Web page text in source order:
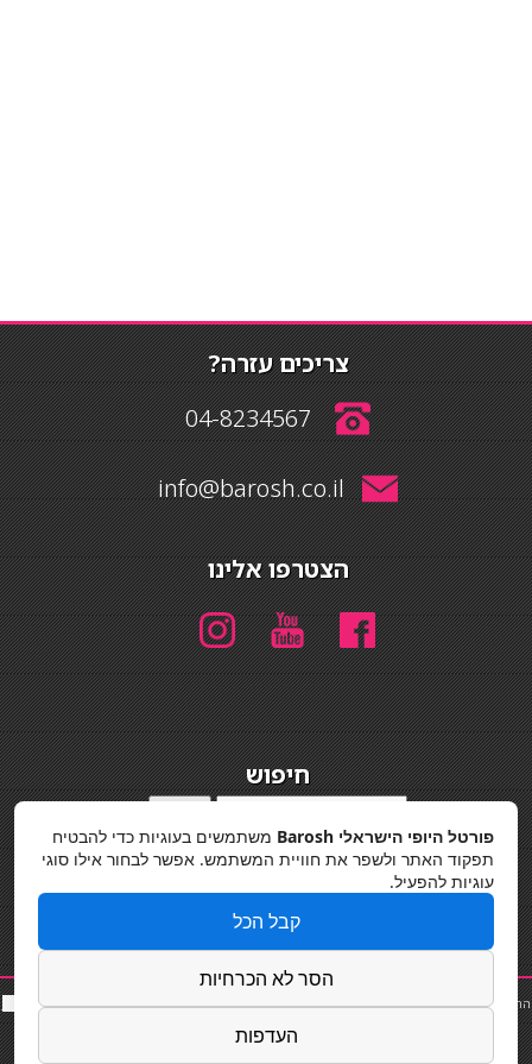
צריכים עזרה?
04-8234567
info@barosh.co.il
הצטרפו אלינו
חיפוש
מדיניות פרטיות
החלקות שיער|תאורה לבית|פאות ותוספות שיער|נייל סטודיו|תוספות שיער|שף פרטי|כ
סאות
פורטל היופי הישראלי Barosh
משתמשים בעוגיות כדי להבטיח
תפקוד האתר ולשפר את חוויית המשתמש. אפשר לבחור אילו סוגי
עוגיות להפעיל.
קבל הכל
הסר לא הכרחיות
העדפות